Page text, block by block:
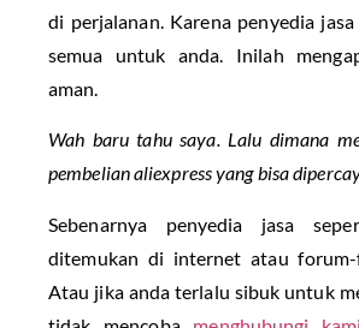
di perjalanan. Karena penyedia
semua untuk anda. Inilah
aman.
Wah baru tahu saya. Lalu dimana
pembelian aliexpress yang bisa
Sebenarnya penyedia jasa
ditemukan di internet atau forum-
Atau jika anda terlalu sibuk untuk